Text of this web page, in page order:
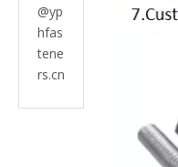
@yp
hfas
tene
rs.cn